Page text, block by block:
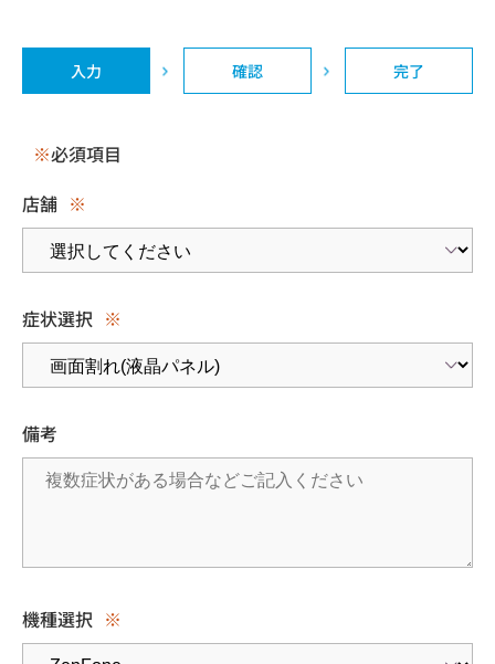
入力 確認 完了
※必須項目
店舗 ※
症状選択 ※
備考
機種選択 ※